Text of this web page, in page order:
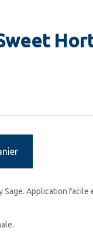
Application facile